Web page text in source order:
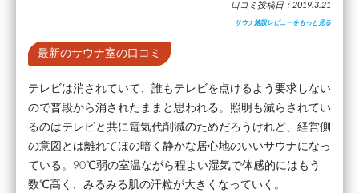
口コミ投稿日：2019.3.21
サウナ施設レビューをもっと見る
最新のサウナ室の口コミ
テレビは消されていて、誰もテレビを点けるよう要求しない
ので普段から消されたままと思われる。照明も減らされてい
るのはテレビと共に電気代削減のためだろうけれど、経営側
の意図とは離れてほの暗く静かな居心地のいいサウナになっ
ている。90℃弱の室温ながら程よい湿気で体感的にはもう
数℃高く、みるみる肌の汗粒が大きくなっていく。